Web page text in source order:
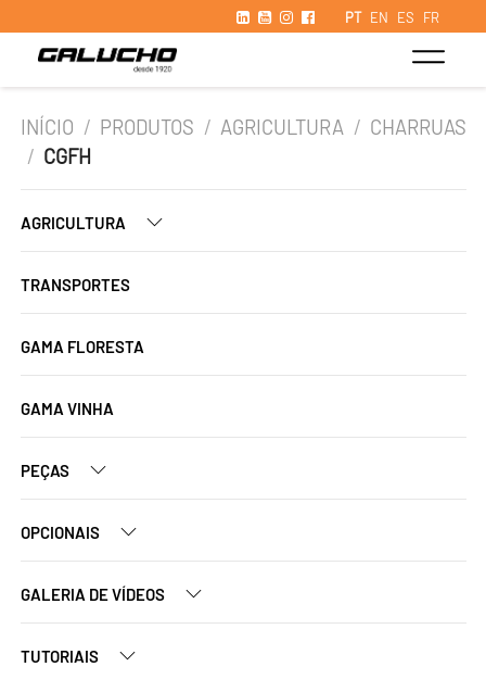
PT EN ES FR
INÍCIO / PRODUTOS / AGRICULTURA / CHARRUAS
/ CGFH
AGRICULTURA
TRANSPORTES
GAMA FLORESTA
GAMA VINHA
PEÇAS
OPCIONAIS
GALERIA DE VÍDEOS
TUTORIAIS